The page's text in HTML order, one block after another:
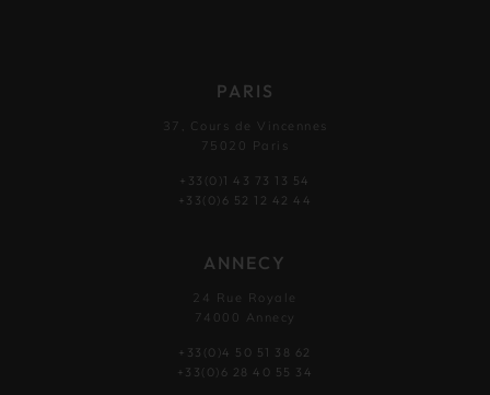
PARIS
37, Cours de Vincennes
75020 Paris
+33(0)1 43 73 13 54
+33(0)6 52 12 42 44
ANNECY
24 Rue Royale
74000 Annecy
+33(0)4 50 51 38 62
+33(0)6 28 40 55 34